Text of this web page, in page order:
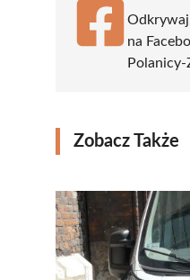
na
Polanicy-
Zobacz Także